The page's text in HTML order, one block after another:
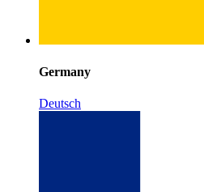
Germany
Deutsch